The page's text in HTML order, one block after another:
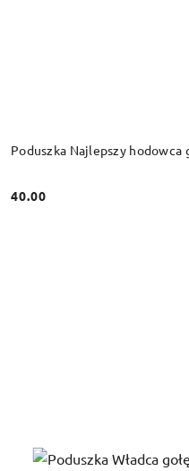
Poduszka Najlepszy
Cena:
40.00